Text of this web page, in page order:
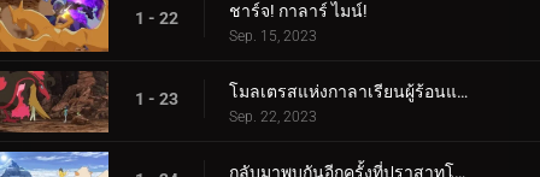
1 - 22 ชาร์จ! กาลาร์ ไมน์!
Sep. 15, 2023
1 - 23 โมลเตรสแห่งกาลาเรียนผู้ร้อนแรง
Sep. 22, 2023
กลับมาพบกันอีกครั้งที่ปราสาทโบราณ!